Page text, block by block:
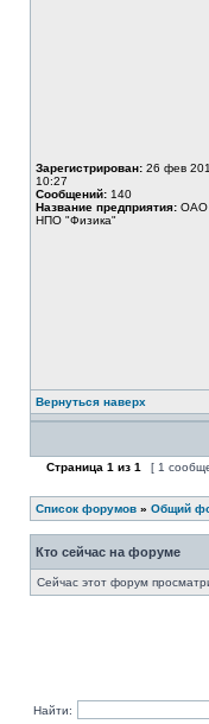
Зарегистрирован: 26 фев
10:27
Сообщений: 140
Название предприятия: ОАО
НПО "Физика"
Вернуться наверх
Страница 1 из 1 [ 1
Список форумов » Общий
Кто сейчас на форуме
Сейчас этот форум
Найти: